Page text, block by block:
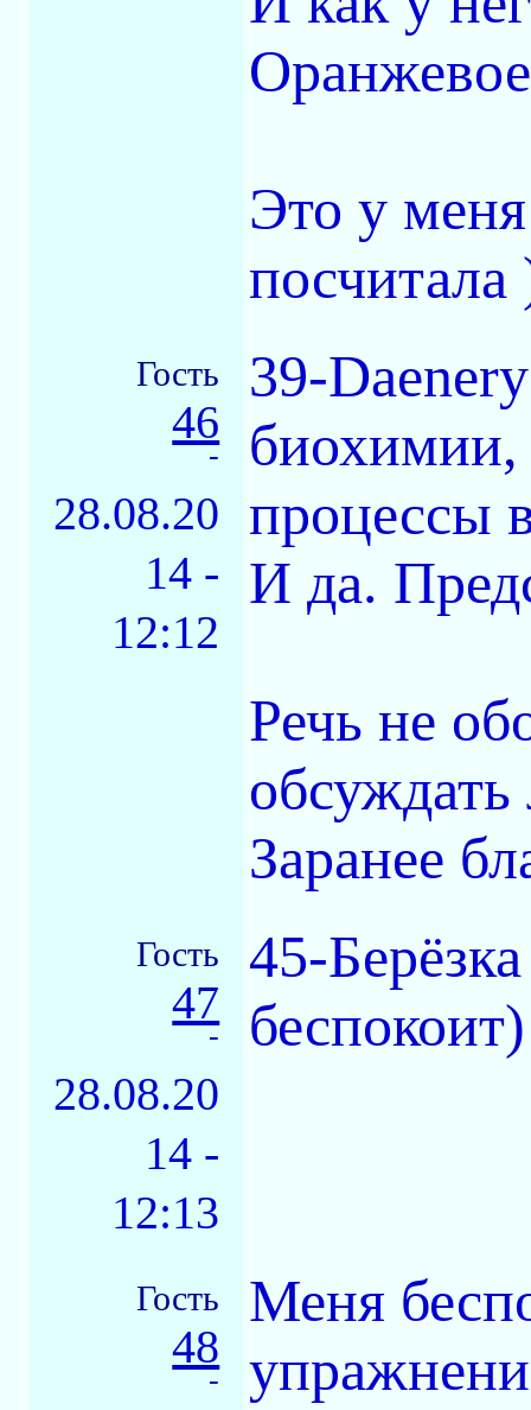
Это у
посчитала
Гость
46
-
28.08.20
14 -
12:12
39-
биохимии,
процессы
И да.
Речь не
Заранее
Гость
47
-
28.08.20
14 -
12:13
45-
беспокоит)
Гость
48
-
Меня